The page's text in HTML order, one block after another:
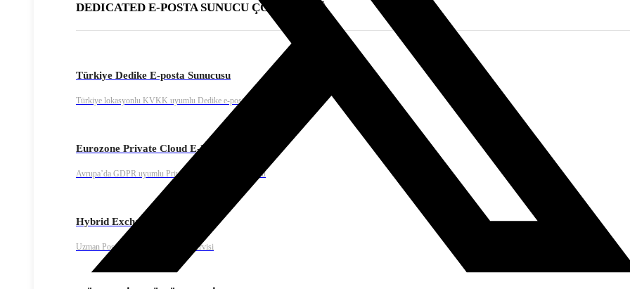
DEDICATED E-POSTA SUNUCU ÇÖZÜMLERİ
Türkiye Dedike E-posta Sunucusu
Türkiye lokasyonlu KVKK uyumlu Dedike e-posta çözümü
Eurozone Private Cloud E-Posta
Avrupa’da GDPR uyumlu Private Cloud e-posta çözümü
Hybrid Exchange
Uzman Posta Microsoft Exchange servisi